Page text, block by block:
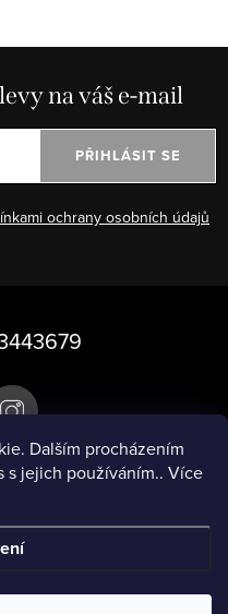
Dalším procházením
s jejich používáním.. Více
na váš e-mail
ochrany osobních údajů
PŘIHLÁSIT SE